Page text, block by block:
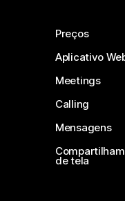
Preços
Aplicativo
Meetings
Calling
Mensagens
de tela